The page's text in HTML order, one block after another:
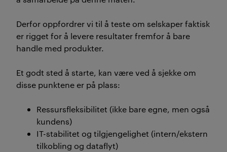
Derfor oppfordrer vi til å teste om selskaper faktisk
er rigget for å levere resultater fremfor å bare
handle med produkter.
Et godt sted å starte, kan være ved å sjekke om
disse punktene er på plass:
Ressursfleksibilitet (ikke bare egne, men også
kundens)
IT-stabilitet og tilgjengelighet (intern/ekstern
tilkobling og dataflyt)